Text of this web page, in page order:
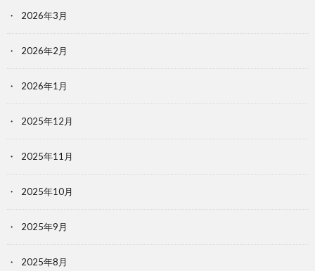
2026年3月
2026年2月
2026年1月
2025年12月
2025年11月
2025年10月
2025年9月
2025年8月